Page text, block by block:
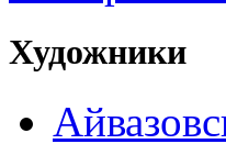
Художники